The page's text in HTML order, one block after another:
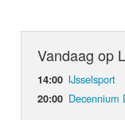
Vandaag op
14:00 IJsselsport
20:00 Decennium